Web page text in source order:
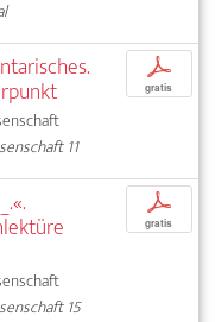
11
p
gratis
15
p
gratis